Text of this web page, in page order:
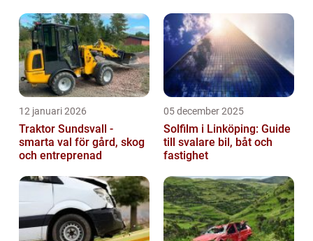
12 januari 2026
Traktor Sundsvall -
smarta val för gård, skog
och entreprenad
05 december 2025
Solfilm i Linköping: Guide
till svalare bil, båt och
fastighet